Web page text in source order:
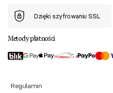
Dzięki szyfrowaniu SSL
Metody płatności
Regulamin